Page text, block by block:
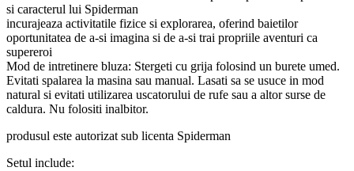
si caracterul lui Spiderman
incurajeaza activitatile fizice si explorarea, oferind baietilor
oportunitatea de a-si imagina si de a-si trai propriile aventuri ca
supereroi
Mod de intretinere bluza: Stergeti cu grija folosind un burete umed.
Evitati spalarea la masina sau manual. Lasati sa se usuce in mod
natural si evitati utilizarea uscatorului de rufe sau a altor surse de
caldura. Nu folositi inalbitor.
produsul este autorizat sub licenta Spiderman
Setul include: